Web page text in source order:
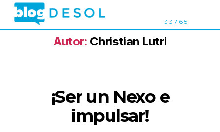
3 3 7 6 5
Autor: Christian Lutri
¡Ser un Nexo e
impulsar!